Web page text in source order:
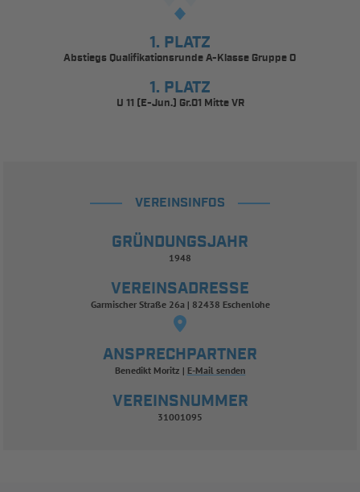
1. PLATZ
Abstiegs Qualifikationsrunde A-Klasse Gruppe O
1. PLATZ
U 11 (E-Jun.) Gr.01 Mitte VR
VEREINSINFOS
GRÜNDUNGSJAHR
1948
VEREINSADRESSE
Garmischer Straße 26a | 82438 Eschenlohe
ANSPRECHPARTNER
Benedikt Moritz E-Mail senden
VEREINSNUMMER
31001095